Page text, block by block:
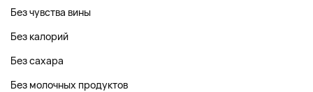
Без чувства вины
Без калорий
Без сахара
Без молочных продуктов